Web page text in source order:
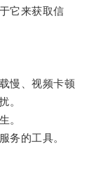
它来获取信
慢、视频卡顿
。
。
的工具。